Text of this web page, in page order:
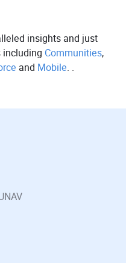
insights and just
including Communities,
and Mobile. .